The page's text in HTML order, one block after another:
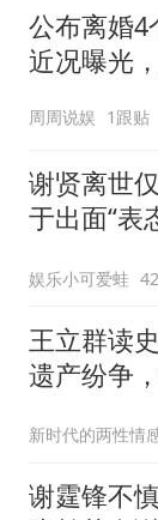
公布离婚4
近况曝光
周周说娱 1跟贴
谢贤离世
于出面“表
娱乐小可爱蛙
王立群读
遗产纷争
新时代的两性情
谢霆锋不